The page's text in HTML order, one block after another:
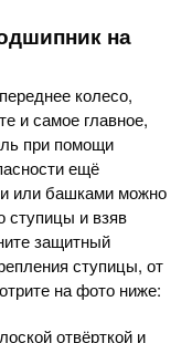
на
колесо,
и самое главное,
при помощи
ещё
или башками можно
ступицы и взяв
защитный
ступицы, от
на фото ниже: